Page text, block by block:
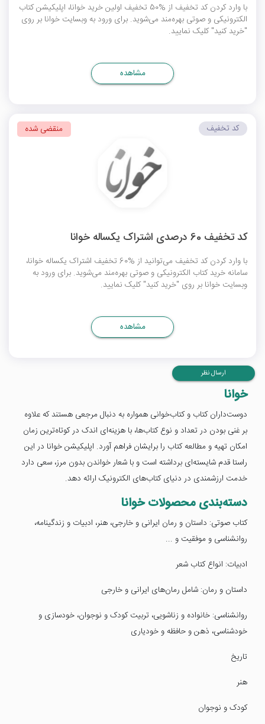
با وارد کردن کد تخفیف از %50 تخفیف اولین خرید خوانا، اپلیکیشن کتاب
الکترونیکی و صوتی بهره‌مند می‌شوید. برای ورود به وبسایت خوانا بر روی
"خرید کنید" کلیک نمایید.
مشاهده
کد تخفیف 60 درصدی اشتراک یکساله خوانا
با وارد کردن کد تخفیف می‌توانید از %60 تخفیف اشتراک یکساله خوانا،
سامانه خرید کتاب الکترونیکی و صوتی بهره‌مند می‌شوید. برای ورود به
وبسایت خوانا بر روی "خرید کنید" کلیک نمایید.
کد تخفیف منقضی شده
مشاهده
ارسال نظر
خوانا
دوست‌داران کتاب و کتاب‌خوانی همواره به دنبال مرجعی هستند که علاوه
بر غنی بودن در تعداد و نوع کتاب‌ها، با هزینه‌ای اندک در کوتاه‌ترین زمان
امکان تهیه و مطالعه کتاب را برایشان فراهم آورد. اپلیکیشن خوانا در این
راستا قدم شایسته‌ای برداشته است و با شعار خواندن بدون مرز، سعی دارد
خدمت ارزشمندی در دنیای کتاب‌های الکترونیک ارائه دهد.
دسته‌بندی محصولات خوانا
کتاب صوتی: داستان و رمان ایرانی و خارجی، هنر، ادبیات و زندگینامه،
روانشناسی و موفقیت و ...
ادبیات: انواع کتاب شعر
داستان و رمان: شامل رمان‌های ایرانی و خارجی
روانشناسی: خانواده و زناشویی، تربیت کودک و نوجوان، خودسازی و
خودشناسی، ذهن و حافظه و خودیاری
تاریخ
هنر
کودک و نوجوان